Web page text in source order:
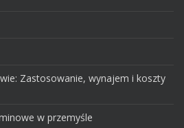
Zastosowanie, wynajem i koszty
w przemyśle